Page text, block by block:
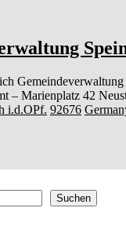
Gemeindeverwaltung
– Marienplatz 42
i.d.OPf. 92676
Suchen